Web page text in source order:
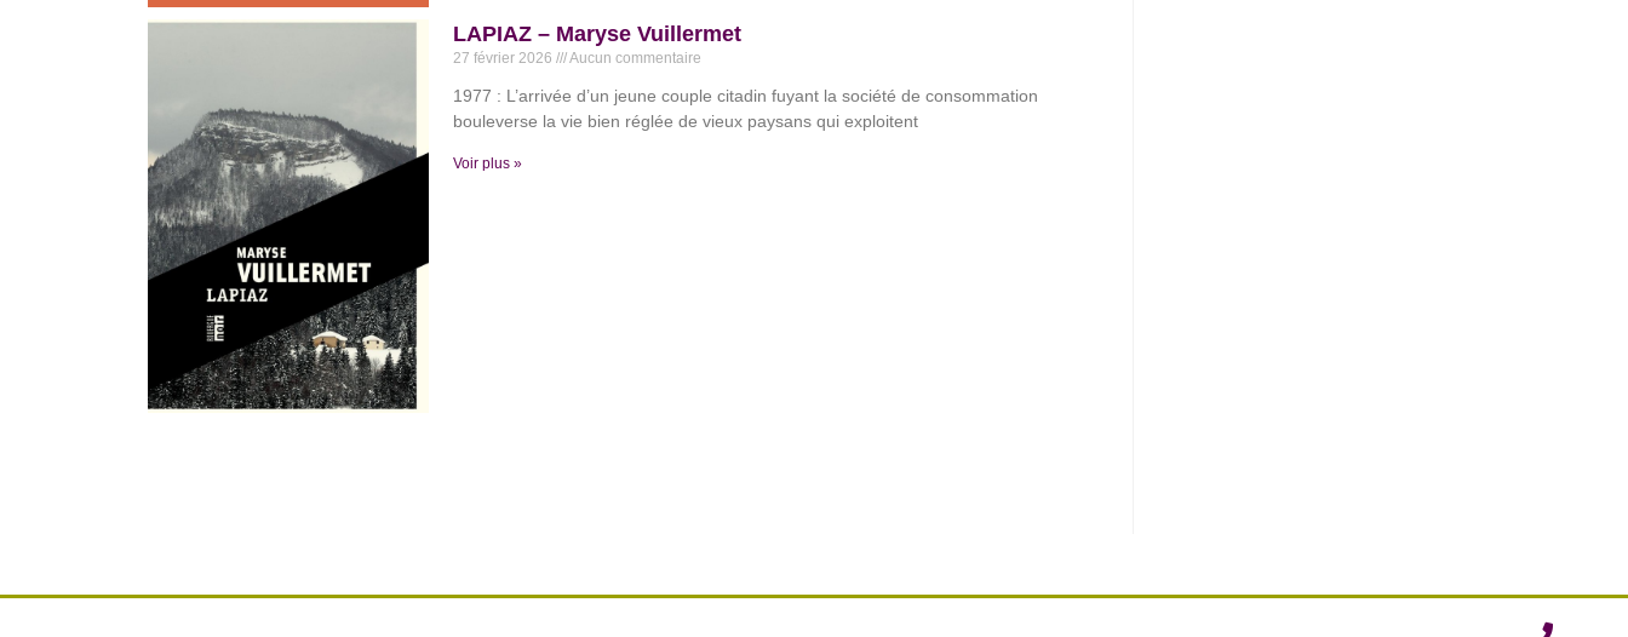
LAPIAZ – Maryse Vuillermet
27 février 2026 Aucun commentaire
1977 : L’arrivée d’un jeune couple citadin fuyant la société de consommation
bouleverse la vie bien réglée de vieux paysans qui exploitent
Voir plus »